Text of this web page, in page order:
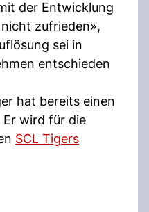
der Entwicklung
zufrieden»,
sei in
entschieden
hat bereits einen
Er wird für die
SCL Tigers